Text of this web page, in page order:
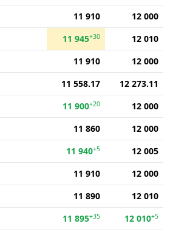
11 910
12 000
11 945+30
12 010
11 910
12 000
11 558.17
12 273.11
11 900+20
12 000
11 860
12 000
11 940+5
12 005
11 910
12 000
11 890
12 010
11 895+35 12 010+5